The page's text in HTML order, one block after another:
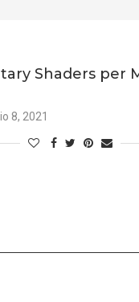
Shaders per
8, 2021